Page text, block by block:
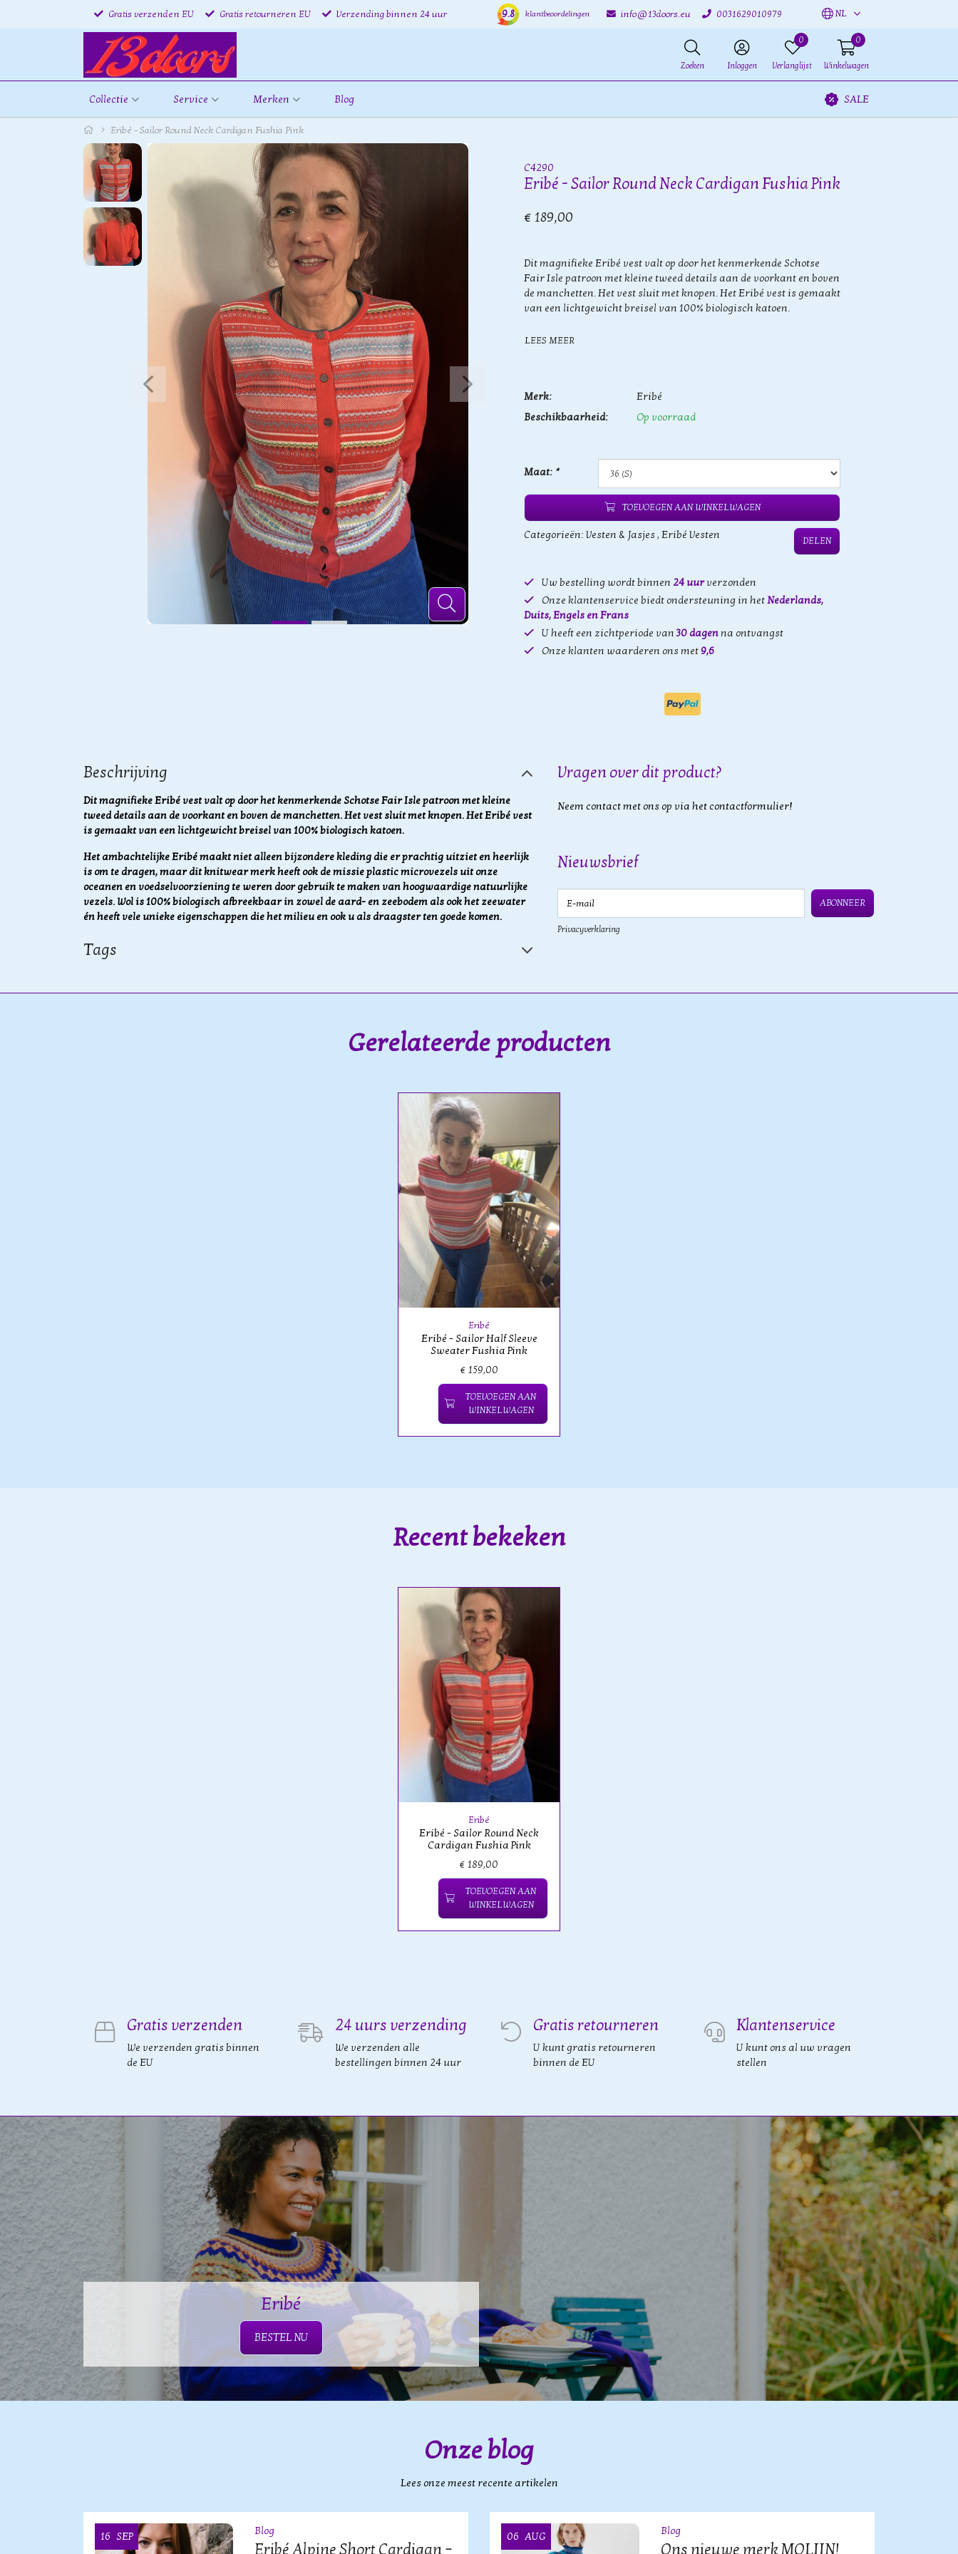
Gratis verzenden EU Gratis retourneren EU Verzending binnen 24 uur 9.8 klantbeoordelingen info@13doors.eu 0031629010979 NL
Zoeken Inloggen
0
Verlanglijst
0
Winkelwagen
Collectie Service Merken Blog SALE
Eribé - Sailor Round Neck Cardigan Fushia Pink
C4290
Eribé - Sailor Round Neck Cardigan Fushia Pink
€ 189,00
Dit magnifieke Eribé vest valt op door het kenmerkende Schotse
Fair Isle patroon met kleine tweed details aan de voorkant en boven
de manchetten. Het vest sluit met knopen. Het Eribé vest is gemaakt
van een lichtgewicht breisel van 100% biologisch katoen.
LEES MEER
Merk:
Eribé
Beschikbaarheid:
Op voorraad
Maat: *
TOEVOEGEN AAN WINKELWAGEN
Categorieën: Vesten & Jasjes, Eribé Vesten DELEN
Uw bestelling wordt binnen 24 uurverzonden
Onze klantenservice biedt ondersteuning in hetNederlands,
Duits, Engels en Frans
U heeft een zichtperiode van30 dagenna ontvangst
Onze klanten waarderen ons met 9,6
Beschrijving
Dit magnifieke Eribé vest valt op door het kenmerkende Schotse Fair Isle patroon met kleine
tweed details aan de voorkant en boven de manchetten. Het vest sluit met knopen. Het Eribé vest
is gemaakt van een lichtgewicht breisel van 100% biologisch katoen.
Het ambachtelijke Eribé maakt niet alleen bijzondere kleding die er prachtig uitziet en heerlijk
is om te dragen, maar dit knitwear merk heeft ook de missie plastic microvezels uit onze
oceanen en voedselvoorziening te weren door gebruik te maken van hoogwaardige natuurlijke
vezels. Wol is 100% biologisch afbreekbaar in zowel de aard- en zeebodem als ook het zeewater
én heeft vele unieke eigenschappen die het milieu en ook u als draagster ten goede komen.
Tags
Vragen over dit product?
Neem contact met ons op via het contactformulier!
Nieuwsbrief
E-mail
ABONNEER
Privacyverklaring
Gerelateerde producten
Eribé
Eribé - Sailor Half Sleeve
Sweater Fushia Pink
€ 159,00
TOEVOEGEN AAN
WINKELWAGEN
Recent bekeken
Eribé
Eribé - Sailor Round Neck
Cardigan Fushia Pink
€ 189,00
TOEVOEGEN AAN
WINKELWAGEN
Gratis verzenden
We verzenden gratis binnen
de EU
24 uurs verzending
We verzenden alle
bestellingen binnen 24 uur
Gratis retourneren
U kunt gratis retourneren
binnen de EU
Klantenservice
U kunt ons al uw vragen
stellen
Eribé
BESTEL NU
Onze blog
Lees onze meest recente artikelen
16 SEP Blog
Eribé Alpine Short Cardigan –
06 AUG Blog
Ons nieuwe merk MOLIIN!